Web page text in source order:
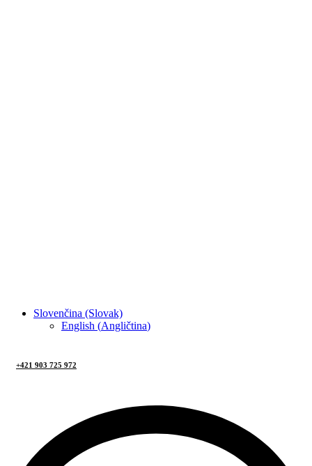
Slovenčina (Slovak)
English (Angličtina)
+421 903 725 972